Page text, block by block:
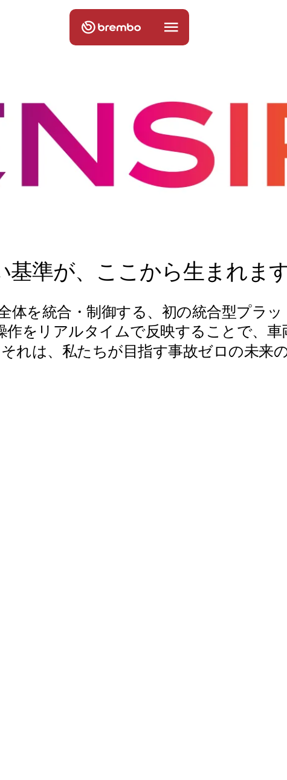
基準が、ここから生まれます
体を統合・制御する、初の統合型プラ
をリアルタイムで反映することで、
れは、 私たちが目指す事故ゼロの未来